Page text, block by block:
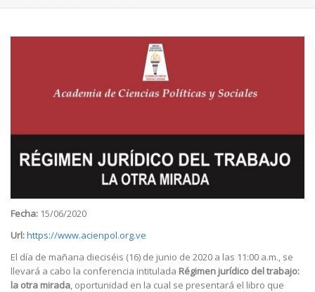
Fecha: 15/06/2020
Url:https://www.acienpol.org.ve
El día de mañana dieciséis (16) de junio de 2020 a las 11:00 a.m., se
llevará a cabo la conferencia intitulada Régimen jurídico del trabajo:
la otra mirada, oportunidad en la cual se presentará el libro que